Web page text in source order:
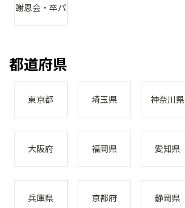
謝恩会・卒パ
都道府県
東京都 埼玉県 神奈川県
大阪府 福岡県 愛知県
兵庫県 京都府 静岡県